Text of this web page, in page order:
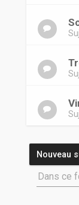
Nouveau
Dans ce